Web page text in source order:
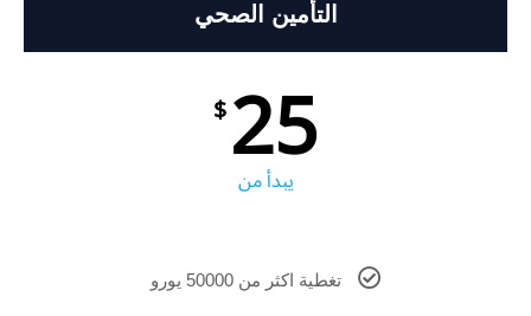
التأمين الصحي
25
$
يبدأ من
تغطية اكثر من 50000 يورو